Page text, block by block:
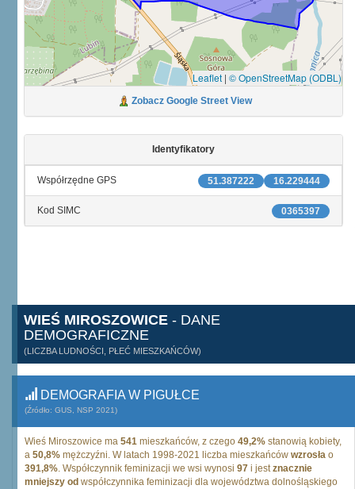
Leaflet | © OpenStreetMap (ODBL)
Zobacz Google Street View
Identyfikatory
16.229444
51.387222
Współrzędne GPS
0365397
Kod SIMC
WIEŚ MIROSZOWICE - DANE
DEMOGRAFICZNE
(LICZBA LUDNOŚCI, PŁEĆ MIESZKAŃCÓW)
DEMOGRAFIA W PIGUŁCE
(Źródło: GUS, NSP 2021)
Wieś Miroszowice ma 541 mieszkańców, z czego 49,2% stanowią kobiety,
a 50,8% mężczyźni. W latach 1998-2021 liczba mieszkańców wzrosła o
391,8%. Współczynnik feminizacji we wsi wynosi 97 i jestznacznie
mniejszy od współczynnika feminizacji dla województwa dolnośląskiego